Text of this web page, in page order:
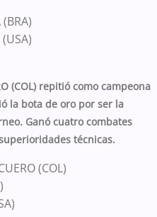
(COL) repitió como campeona
la bota de oro por ser la
Ganó cuatro combates
técnicas.
(COL)